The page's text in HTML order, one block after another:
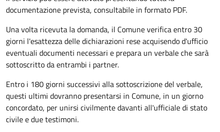
documentazione prevista, consultabile in formato PDF.
Una volta ricevuta la domanda, il Comune verifica entro 30
giorni l'esattezza delle dichiarazioni rese acquisendo d'ufficio
eventuali documenti necessari e prepara un verbale che sarà
sottoscritto da entrambi i partner.
Entro i 180 giorni successivi alla sottoscrizione del verbale,
questi ultimi dovranno presentarsi in Comune, in un giorno
concordato, per unirsi civilmentedavanti all'ufficiale di stato
civilee due testimoni.